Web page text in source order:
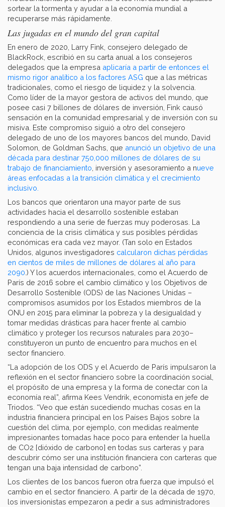
sortear la tormenta y ayudar a la economía mundial a
recuperarse más rápidamente.
Las jugadas en el mundo del gran capital
En enero de 2020, Larry Fink, consejero delegado de
BlackRock, escribió en su carta anual a los consejeros
delegados que la empresa aplicaría a partir de entonces el
mismo rigor analítico a los factores ASG que a las métricas
tradicionales, como el riesgo de liquidez y la solvencia.
Como líder de la mayor gestora de activos del mundo, que
posee casi 7 billones de dólares de inversión, Fink causó
sensación en la comunidad empresarial y de inversión con su
misiva. Este compromiso siguió a otro del consejero
delegado de uno de los mayores bancos del mundo, David
Solomon, de Goldman Sachs, que anunció un objetivo de una
década para destinar 750,000 millones de dólares de su
trabajo de financiamiento , inversión y asesoramiento a nueve
áreas enfocadas a la transición climática y el crecimiento
inclusivo.
Los bancos que orientaron una mayor parte de sus
actividades hacia el desarrollo sostenible estaban
respondiendo a una serie de fuerzas muy poderosas. La
conciencia de la crisis climática y sus posibles pérdidas
económicas era cada vez mayor. (Tan solo en Estados
Unidos, algunos investigadores calcularon dichas pérdidas
en cientos de miles de millones de dólares al año para
2090 .) Y los acuerdos internacionales, como el Acuerdo de
París de 2016 sobre el cambio climático y los Objetivos de
Desarrollo Sostenible (ODS) de las Naciones Unidas –
compromisos asumidos por los Estados miembros de la
ONU en 2015 para eliminar la pobreza y la desigualdad y
tomar medidas drásticas para hacer frente al cambio
climático y proteger los recursos naturales para 2030–
constituyeron un punto de encuentro para muchos en el
sector financiero.
“La adopción de los ODS y el Acuerdo de París impulsaron la
reflexión en el sector financiero sobre la coordinación social,
el propósito de una empresa y la forma de conectar con la
economía real”, afirma Kees Vendrik, economista en jefe de
Triodos. “Veo que están sucediendo muchas cosas en la
industria financiera principal en los Países Bajos sobre la
cuestión del clima, por ejemplo, con medidas realmente
impresionantes tomadas hace poco para entender la huella
de CO2 [dióxido de carbono] en todas sus carteras y para
descubrir cómo ser una institución financiera con carteras que
tengan una baja intensidad de carbono”.
Los clientes de los bancos fueron otra fuerza que impulsó el
cambio en el sector financiero. A partir de la década de 1970,
los inversionistas empezaron a pedir a sus administradores